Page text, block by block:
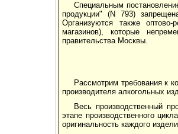
Специальным
продукции" (N 793)
Организуются также
магазинов), которые
правительства Москвы.
Рассмотрим требования к
производителя алкогольных
Весь производственный
этапе производственного
оригинальность каждого